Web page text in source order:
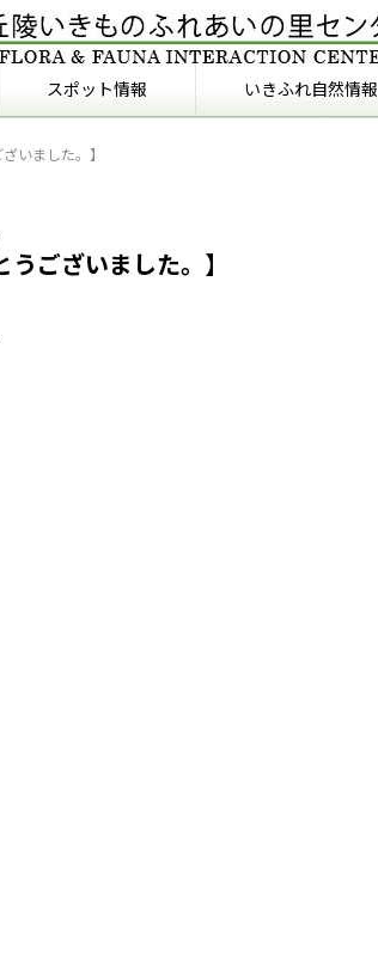
スポット情報 いきふれ自然情報
いました。】
うございました。】